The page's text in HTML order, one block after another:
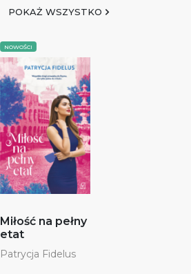
POKAŻ WSZYSTKO
NOWOŚCI
Miłość na pełny
etat
Patrycja Fidelus